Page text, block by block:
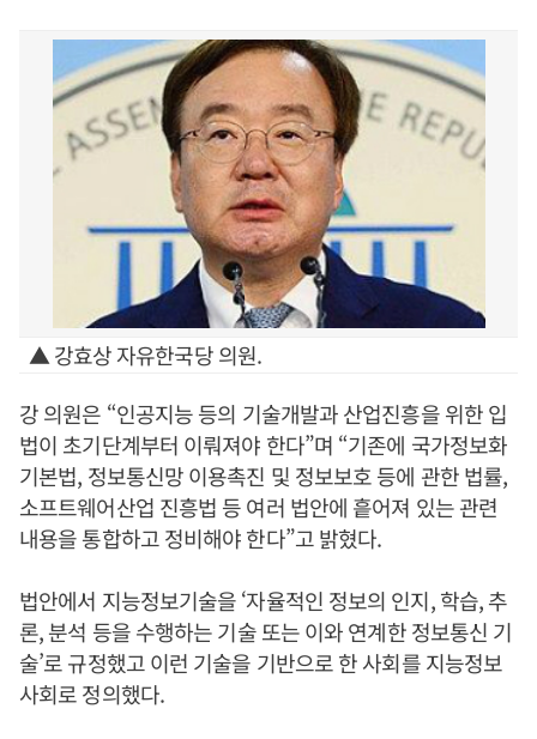
▲ 강효상 자유한국당 의원.
강 의원은 “인공지능 등의 기술개발과 산업진흥을 위한 입
법이 초기단계부터 이뤄져야 한다”며 “기존에 국가정보화
기본법, 정보통신망 이용촉진 및 정보보호 등에 관한 법률,
소프트웨어산업 진흥법 등 여러 법안에 흩어져 있는 관련
내용을 통합하고 정비해야 한다”고 밝혔다.
법안에서 지능정보기술을 ‘자율적인 정보의 인지, 학습, 추
론, 분석 등을 수행하는 기술 또는 이와 연계한 정보통신 기
술’로 규정했고 이런 기술을 기반으로 한 사회를 지능정보
사회로 정의했다.